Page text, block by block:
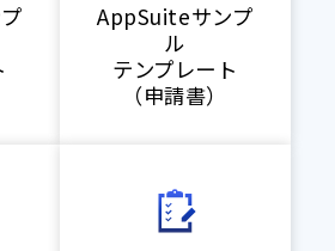
AppSuiteサンプ
ル
テンプレート
（申請書）